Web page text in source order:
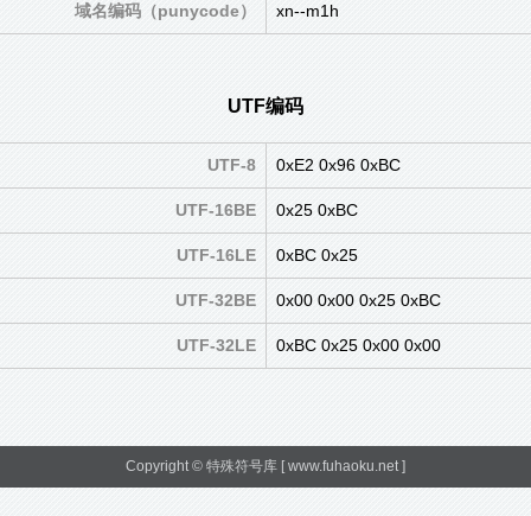
域名编码（punycode） xn--m1h
UTF编码
UTF-8 0xE2 0x96 0xBC
UTF-16BE 0x25 0xBC
UTF-16LE 0xBC 0x25
UTF-32BE 0x00 0x00 0x25 0xBC
UTF-32LE 0xBC 0x25 0x00 0x00
Copyright © 特殊符号库 [ www.fuhaoku.net ]